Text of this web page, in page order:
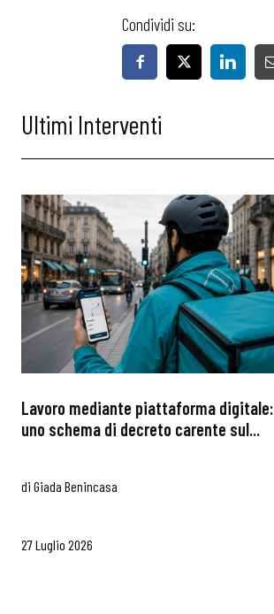
Condividi su:
Ultimi Interventi
Lavoro mediante piattaforma digitale:
uno schema di decreto carente sul...
di Giada Benincasa
27 Luglio 2026